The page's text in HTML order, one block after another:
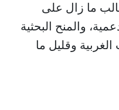
ما زال على
والمنح البحثية
وقليل ما